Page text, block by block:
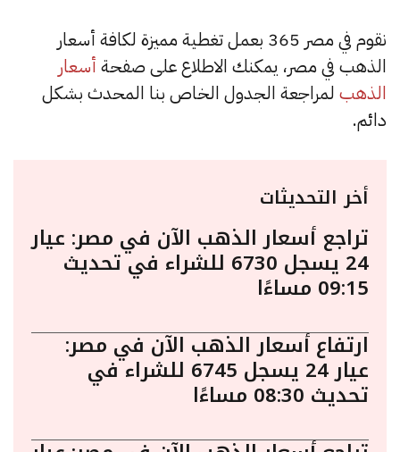
نقوم في مصر 365 بعمل تغطية مميزة لكافة أسعار
الذهب في مصر، يمكنك الاطلاع على صفحة أسعار
الذهب لمراجعة الجدول الخاص بنا المحدث بشكل
دائم.
أخر التحديثات
تراجع أسعار الذهب الآن في مصر: عيار
24 يسجل 6730 للشراء في تحديث
09:15 مساءًا
ارتفاع أسعار الذهب الآن في مصر:
عيار 24 يسجل 6745 للشراء في
تحديث 08:30 مساءًا